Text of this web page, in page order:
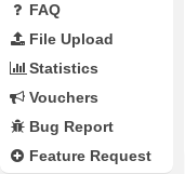
FAQ
File Upload
Statistics
Vouchers
Bug Report
Feature Request